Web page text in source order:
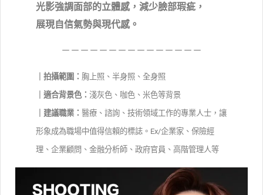
光影強調面部的立體感，減少臉部瑕疵，
展現自信氣勢與現代感。
－－－－－－－－－－－－－－－
｜拍攝範圍： 胸上照、半身照、全身照
｜適合背景色： 淺灰色、咖色、米色等背景
｜建議職業： 醫療、諮詢、技術領域工作的專業人士，讓
形象成為職場中值得信賴的標誌。Ex/企業家、保險經
理、企業顧問、金融分析師、政府官員、高階管理人等